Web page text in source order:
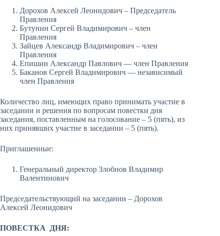
Дорохов Алексей Леонидович – Председатель
Правления
Бутунин Сергей Владимирович – член
Правления
Зайцев Александр Владимирович – член
Правления
Епишин Александр Павлович — член Правления
Баканов Сергей Владимирович — независимый
член Правления
Количество лиц, имеющих право принимать участие в
заседании и решения по вопросам повестки дня
заседания, поставленным на голосование – 5 (пять), из
них принявших участие в заседании – 5 (пять).
Приглашенные:
Генеральный директор Злобнов Владимир
Валентинович
Председательствующий на заседании – Дорохов
Алексей Леонидович
ПОВЕСТКА ДНЯ: